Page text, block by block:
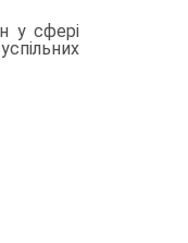
у сфері